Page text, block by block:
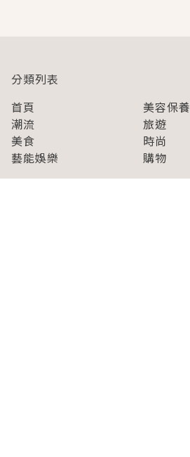
分類列表
首頁
美容保養
潮流
旅遊
美食
時尚
藝能娛樂
購物